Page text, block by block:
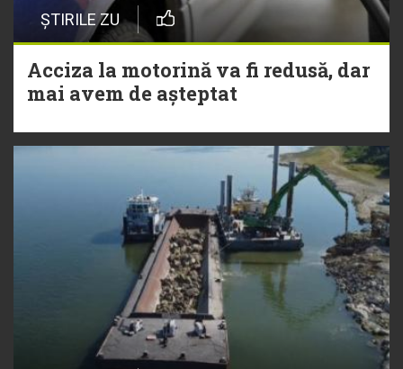
ȘTIRILE ZU
Acciza la motorină va fi redusă, dar
mai avem de așteptat